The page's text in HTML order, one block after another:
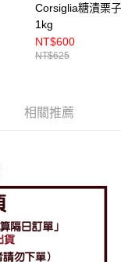
Corsiglia糖漬栗
1kg
NT$600
NT$625
相關推薦